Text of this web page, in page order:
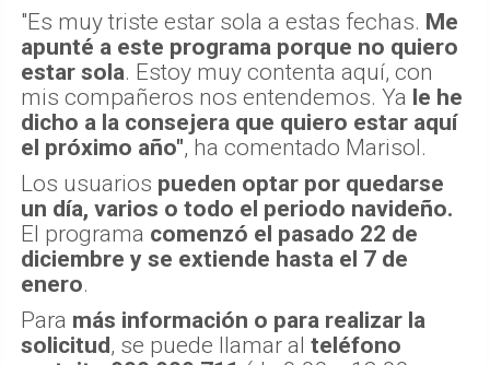
"Es muy triste estar sola a estas fechas. Me
apunté a este programa porque no quiero
estar sola. Estoy muy contenta aquí, con
mis compañeros nos entendemos. Ya le he
dicho a la consejera que quiero estar aquí
el próximo año", ha comentado Marisol.
Los usuarios pueden optar por quedarse
un día, varios o todo el periodo navideño.
El programa comenzó el pasado 22 de
diciembre y se extiende hasta el 7 de
enero.
Para más información o para realizar la
solicitud, se puede llamar al teléfono